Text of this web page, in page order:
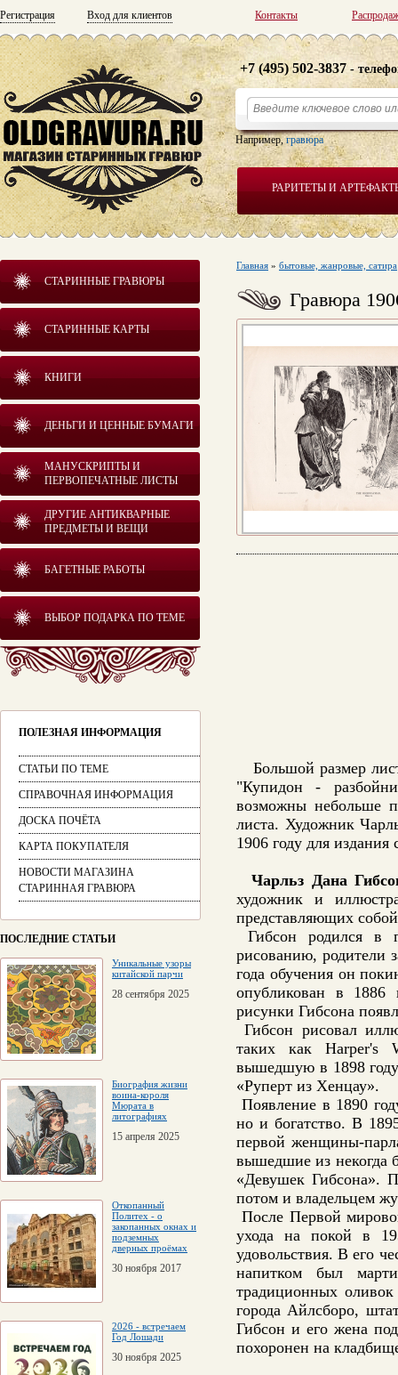
Регистрация Вход для клиентов Контакты
РАРИТЕТЫ И
+7 (495) 502-3837 -
Например,гравюра
СТАРИННЫЕ ГРАВЮРЫ
СТАРИННЫЕ КАРТЫ
КНИГИ
ДЕНЬГИ И ЦЕННЫЕ БУМАГИ
МАНУСКРИПТЫ И
ПЕРВОПЕЧАТНЫЕ ЛИСТЫ
ДРУГИЕ АНТИКВАРНЫЕ
ПРЕДМЕТЫ И ВЕЩИ
БАГЕТНЫЕ РАБОТЫ
ВЫБОР ПОДАРКА ПО ТЕМЕ
ПОЛЕЗНАЯ ИНФОРМАЦИЯ
СТАТЬИ ПО ТЕМЕ
СПРАВОЧНАЯ ИНФОРМАЦИЯ
ДОСКА ПОЧЁТА
КАРТА ПОКУПАТЕЛЯ
НОВОСТИ МАГАЗИНА
СТАРИННАЯ ГРАВЮРА
ПОСЛЕДНИЕ СТАТЬИ
Уникальные узоры
китайской парчи
28 сентября 2025
Биография жизни
воина-короля
Мюрата в
литографиях
15 апреля 2025
Откопанный
Политех - о
закопанных окнах и
подземных
дверных проёмах
30 ноября 2017
2026 - встречаем
Год Лошади
30 ноября 2025
Главная » бытовые, жанровые, сатира
Гравюра
Большой размер
"Купидон -
возможны небольше
листа. Художник
1906 году для
Чарльз Дана
художник и
представляющих
Гибсон родился в
рисованию, родители
года обучения он
опубликован в
рисунки Гибсона
Гибсон рисовал
таких как Harper's
вышедшую в 1898
«Руперт из Хенцау».
Появление в 1890
но и богатство. В
первой женщины-
вышедшие из некогда
«Девушек Гибсона».
потом и владельцем
После Первой
ухода на покой в
удовольствия. В его
напитком был
традиционных
города Айлсборо,
Гибсон и его жена
похоронен на